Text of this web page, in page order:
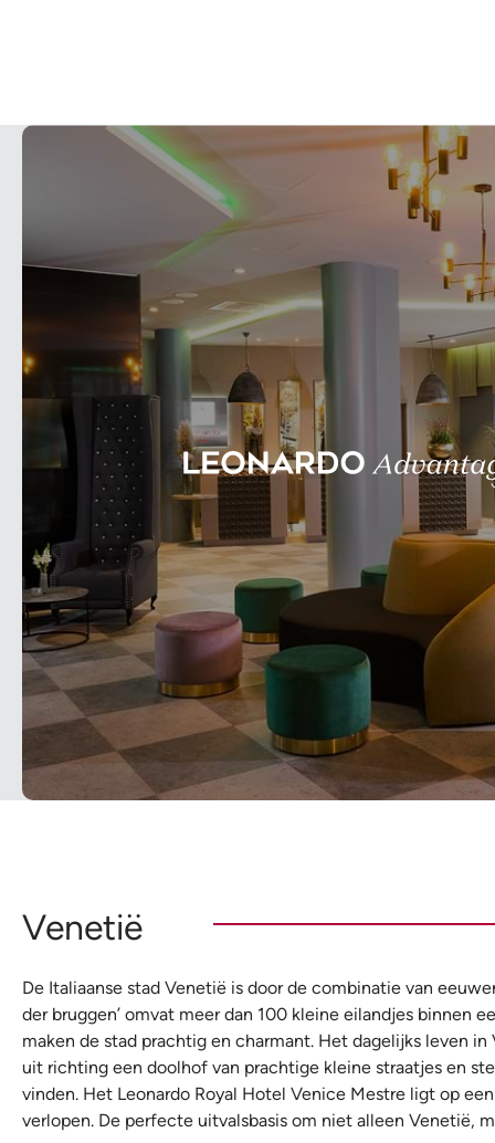
Venetië
De Italiaanse stad Venetië is door de combinatie van
der bruggen’ omvat meer dan 100 kleine eilandjes binnen
maken de stad prachtig en charmant. Het dagelijks leven
uit richting een doolhof van prachtige kleine straatjes en
vinden. Het Leonardo Royal Hotel Venice Mestre ligt op
verlopen. De perfecte uitvalsbasis om niet alleen Venetië,